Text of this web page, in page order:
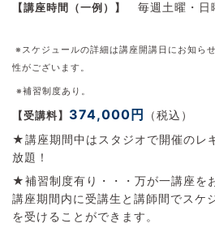
【講座時間（一例）】
毎週土曜・
※スケジュールの詳細は講座開講日にお知らせ
性がございます。
※補習制度あり。
【受講料】 374,000円
（税込）
★講座期間中はスタジオで開催のレ
放題！
★補習制度有り・・・万が一講座を
講座期間内に受講生と講師間でスケ
を受けることができます。